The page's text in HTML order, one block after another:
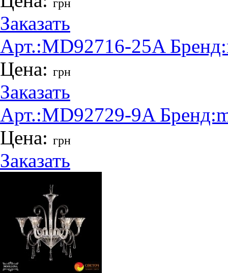
Заказать
Арт.:MD92716-25A Бренд:
Цена: грн
Заказать
Арт.:MD92729-9A Бренд:
Цена: грн
Заказать